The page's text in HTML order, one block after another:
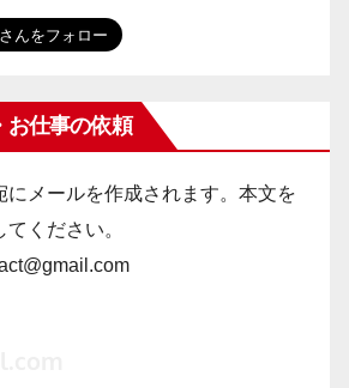
お仕事の依頼
にメールを作成されます。本文を
ください。